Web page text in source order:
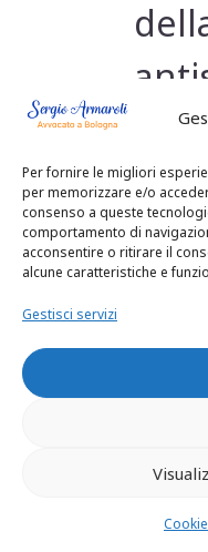
Per fornire le migliori
per memorizzare e/o
consenso a queste
comportamento di
acconsentire o ritirare il
alcune caratteristiche e
Gestisci servizi
Come
danni